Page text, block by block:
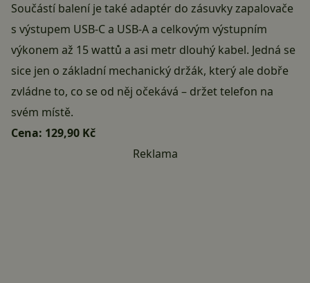
Součástí balení je také adaptér do zásuvky zapalovače
s výstupem USB-C a USB-A a celkovým výstupním
výkonem až 15 wattů a asi metr dlouhý kabel. Jedná se
sice jen o základní mechanický držák, který ale dobře
zvládne to, co se od něj očekává – držet telefon na
svém místě.
Cena: 129,90 Kč
Reklama